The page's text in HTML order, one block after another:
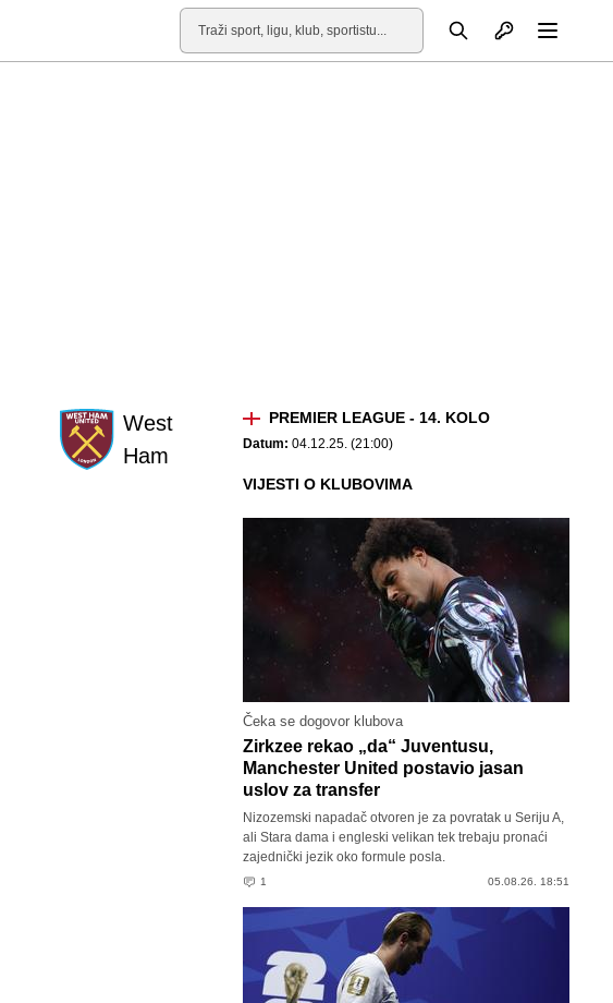
Pretraga Otvori profil
West
Ham
PREMIER LEAGUE - 14. KOLO
Datum: 04.12.25. (21:00)
VIJESTI O KLUBOVIMA
Čeka se dogovor klubova
Zirkzee rekao „da“ Juventusu,
Manchester United postavio jasan
uslov za transfer
Nizozemski napadač otvoren je za povratak u Seriju A,
ali Stara dama i engleski velikan tek trebaju pronaći
zajednički jezik oko formule posla.
1 05.08.26. 18:51